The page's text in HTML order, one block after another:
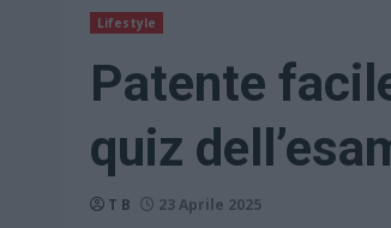
Lifestyle
Patente
quiz
T B 23 Aprile 2025